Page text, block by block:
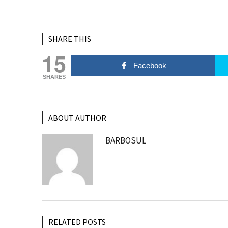
SHARE THIS
15
SHARES
Facebook
ABOUT AUTHOR
BARBOSUL
RELATED POSTS